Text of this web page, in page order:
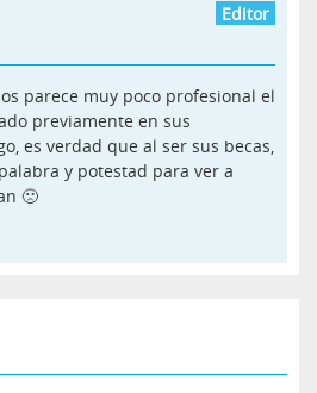
parece muy poco profesional el
previamente en sus
es verdad que al ser sus becas,
y potestad para ver a
🙁